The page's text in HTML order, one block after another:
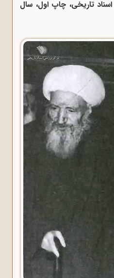
تاریخی، چاپ اول، سال